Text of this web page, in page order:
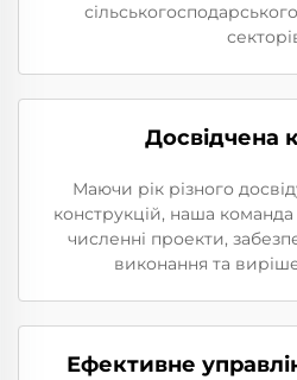
Досвідчена
Маючи рік різного
конструкцій, наша команда
численні проекти,
виконання та
Ефективне